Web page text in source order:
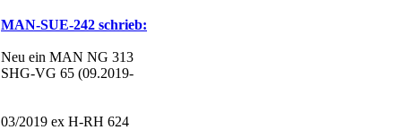
MAN-SUE-242 schrieb:
Neu ein MAN NG 313
SHG-VG 65 (09.2019-
03/2019 ex H-RH 624